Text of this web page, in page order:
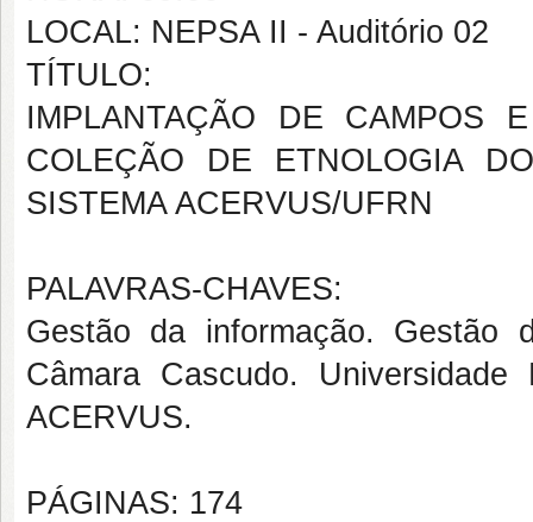
LOCAL: NEPSA II - Auditório 02
TÍTULO:
IMPLANTAÇÃO DE CAMPOS
COLEÇÃO DE ETNOLOGIA
SISTEMA ACERVUS/UFRN
PALAVRAS-CHAVES:
Gestão da informação. Gestão
Câmara Cascudo.
ACERVUS.
PÁGINAS: 174